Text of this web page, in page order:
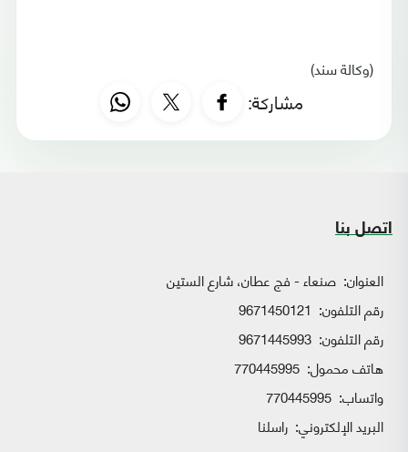
(وكالة سند)
مشاركة:
اتصل بنا
العنوان: صنعاء - فج عطان، شارع الستين
رقم التلفون: 9671450121
رقم التلفون: 9671445993
هاتف محمول: 770445995
واتساب:
البريد الإلكتروني: راسلنا